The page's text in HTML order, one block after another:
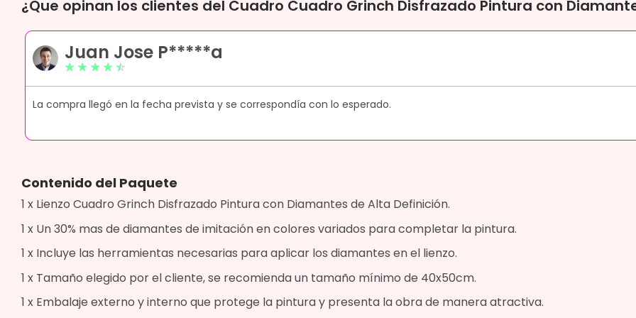
¿Que opinan los clientes del Cuadro Cuadro Grinch Disfrazado Pintura con
Juan Jose P*****a
☆ ☆ ☆ ☆ ☆
La compra llegó en la fecha prevista y se correspondía con lo esperado.
Contenido del Paquete
1 x Lienzo Cuadro Grinch Disfrazado Pintura con Diamantes de Alta Definición.
1 x Un 30% mas de diamantes de imitación en colores variados para completar la pintura.
1 x Incluye las herramientas necesarias para aplicar los diamantes en el lienzo.
1 x Tamaño elegido por el cliente, se recomienda un tamaño mínimo de 40x50cm.
1 x Embalaje externo y interno que protege la pintura y presenta la obra de manera atractiva.